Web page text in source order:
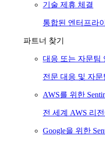
기술 제휴 체결
통합된 엔터프라
파트너 찾기
대응 또는 자문팀
전문 대응 및 자
AWS를 위한
전 세계 AWS 리
Google을 위한